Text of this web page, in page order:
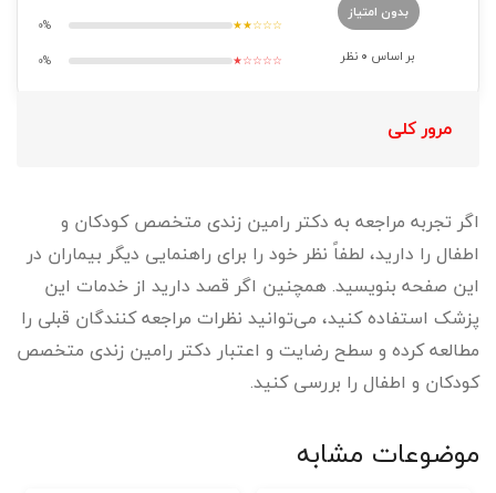
بدون امتیاز
بر اساس 0 نظر
★★☆☆☆
0%
★☆☆☆☆
0%
مرور کلی
اگر تجربه مراجعه به دکتر رامین زندی متخصص کودکان و
اطفال را دارید، لطفاً نظر خود را برای راهنمایی دیگر بیماران در
این صفحه بنویسید. همچنین اگر قصد دارید از خدمات این
پزشک استفاده کنید، می‌توانید نظرات مراجعه کنندگان قبلی را
مطالعه کرده و سطح رضایت و اعتبار دکتر رامین زندی متخصص
کودکان و اطفال را بررسی کنید.
موضوعات مشابه